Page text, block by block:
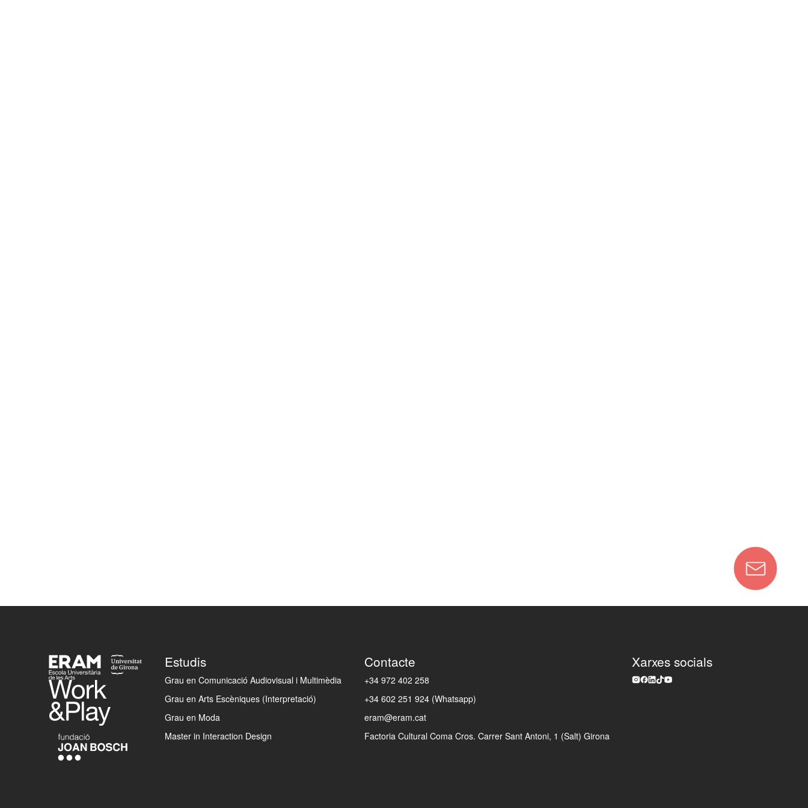
Footer Estudis
Grau en Comunicació Audiovisual i Multimèdia
Grau en Arts Escèniques (Interpretació)
Grau en Moda
Master in Interaction Design
Contacte
+34 972 402 258
+34 602 251 924 (Whatsapp)
eram@eram.cat
Factoria Cultural Coma Cros. Carrer Sant Antoni, 1 (Salt) Girona
Xarxes socials